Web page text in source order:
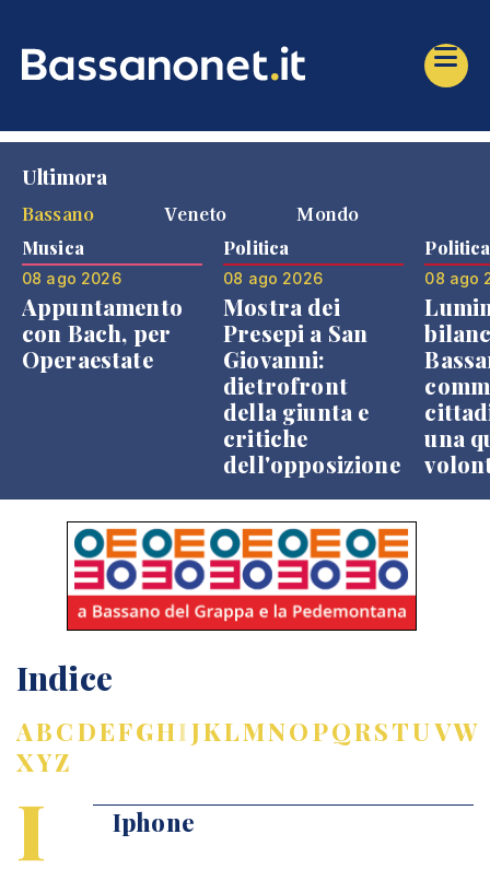
Ultimora
Bassano
Veneto Mondo
Musica
08 ago 2026
Appuntamento
con Bach, per
Operaestate
Politica
08 ago 2026
Mostra dei
Presepi a San
Giovanni:
dietrofront
della giunta e
critiche
dell'opposizione
Politica
08 ago
una
Indice
ABCDEFGHIJKLMNOPQRSTUVW
XYZ
I Iphone